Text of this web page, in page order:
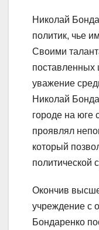
Николай
политик, чье
Своими
поставленных
уважение
Николай
городе на юге
проявлял
который
политической
Окончив
учреждение с
Бондаренко